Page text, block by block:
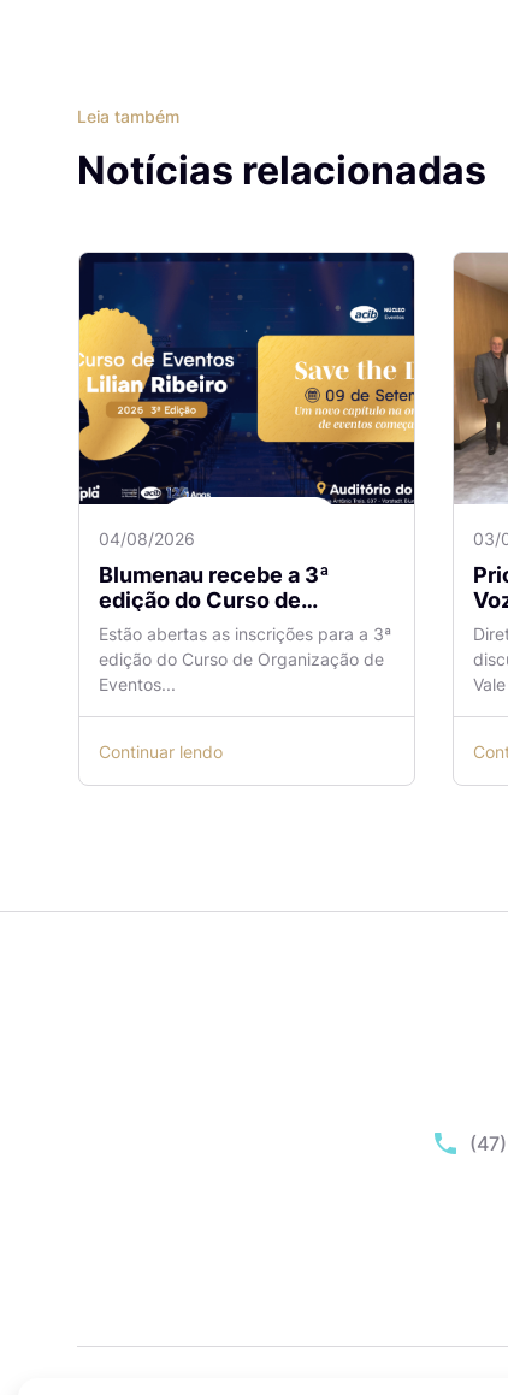
Leia também
Notícias relacionadas
04/08/2026
Blumenau recebe a 3ª
edição do Curso de
Organização de Eventos
Lilian Ribeiro
Estão abertas as inscrições para a 3ª
edição do Curso de Organização de
Eventos...
Continuar lendo
03/